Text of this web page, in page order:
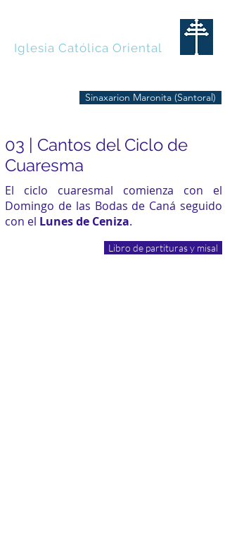
Iglesia Católica Oriental
Sinaxarion Maronita (Santoral)
03 | Cantos del Ciclo de
Cuaresma
El ciclo cuaresmal comienza con el
Domingo de las Bodas de Caná seguido
con el Lunes de Ceniza.
Libro de partituras y misal